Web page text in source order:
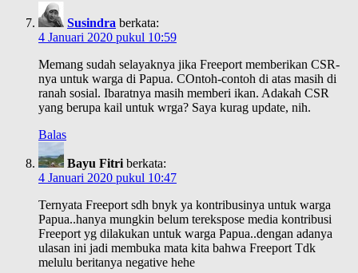
Susindra berkata:
4 Januari 2020 pukul 10:59
Memang sudah selayaknya jika Freeport memberikan CSR-
nya untuk warga di Papua. COntoh-contoh di atas masih di
ranah sosial. Ibaratnya masih memberi ikan. Adakah CSR
yang berupa kail untuk wrga? Saya kurag update, nih.
Balas
Bayu Fitri berkata:
4 Januari 2020 pukul 10:47
Ternyata Freeport sdh bnyk ya kontribusinya untuk warga
Papua..hanya mungkin belum terekspose media kontribusi
Freeport yg dilakukan untuk warga Papua..dengan adanya
ulasan ini jadi membuka mata kita bahwa Freeport Tdk
melulu beritanya negative hehe